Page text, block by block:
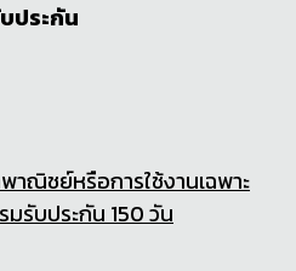
ประกัน
ณิชย์หรือการใช้งานเฉพาะ
มรับประกัน 150 วัน